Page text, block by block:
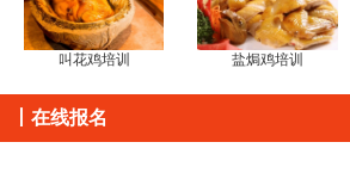
叫花鸡培训 盐焗鸡培训
在线报名